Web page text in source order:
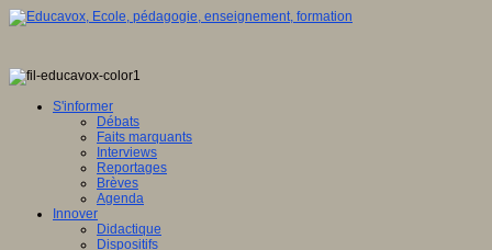
S'informer
Débats
Faits marquants
Interviews
Reportages
Brèves
Agenda
Innover
Didactique
Dispositifs